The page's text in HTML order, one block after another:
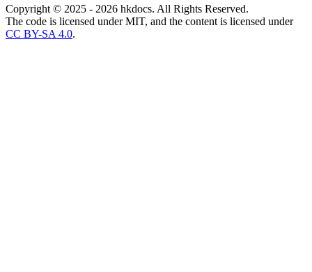
Copyright © 2025 - 2026 hkdocs. All Rights Reserved.
The code is licensed under MIT, and the content is licensed under
CC BY-SA 4.0.